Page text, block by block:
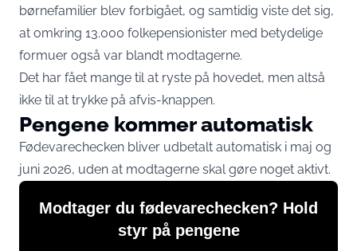
børnefamilier blev forbigået, og samtidig viste det sig,
at omkring 13.000 folkepensionister med betydelige
formuer også var blandt modtagerne.
Det har fået mange til at ryste på hovedet, men altså
ikke til at trykke på afvis-knappen.
Pengene kommer automatisk
Fødevarechecken bliver udbetalt automatisk i maj og
juni 2026, uden at modtagerne skal gøre noget aktivt.